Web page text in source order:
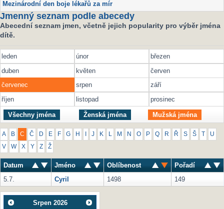
Mezinárodní den boje lékařů za mír
Jmenný seznam podle abecedy
Abecední seznam jmen, včetně jejich popularity pro výběr jména
dítě.
leden únor
březen
duben
květen
červen
červenec
srpen
září
říjen
listopad prosinec
Všechny jména Ženská jména Mužská jména
A B C Č D E F G H J K M N O P Q R Ř S Š U
V W X Y Z Ž
Datum Jméno Oblíbenost
Pořadí
5.7.
Cyril 1498 149
Srpen 2026